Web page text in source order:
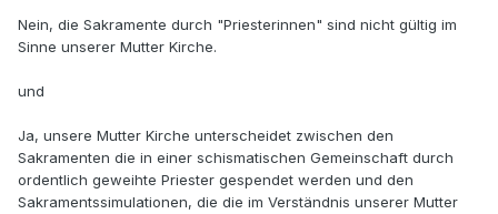
Nein, die Sakramente durch "Priesterinnen" sind nicht gültig im
Sinne unserer Mutter Kirche.
und
Ja, unsere Mutter Kirche unterscheidet zwischen den
Sakramenten die in einer schismatischen Gemeinschaft durch
ordentlich geweihte Priester gespendet werden und den
Sakramentssimulationen, die die im Verständnis unserer Mutter